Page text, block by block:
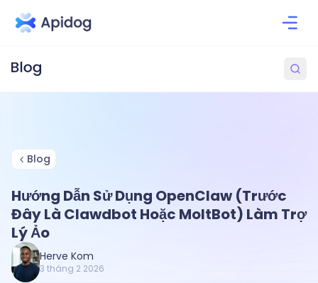
Blog
Hướng Dẫn Sử Dụng OpenClaw (Trước
Đây Là Clawdbot Hoặc MoltBot) Làm Trợ
Lý Ảo
Herve Kom
3 tháng 2 2026